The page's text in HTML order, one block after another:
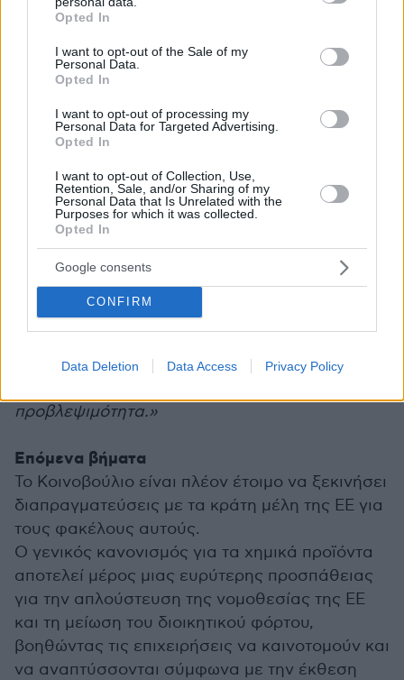
grant or deny consent to Google and its third-party tags to
use your data for below specified purposes in below Google
consent section.
Opted In
I want to opt-out of the Sale of my
Personal Data.
Opted In
I want to opt-out of processing my
Personal Data for Targeted Advertising.
Opted In
I want to opt-out of Collection, Use,
Retention, Sale, and/or Sharing of my
Personal Data that Is Unrelated with the
Purposes for which it was collected.
Opted In
Google consents
CONFIRM
Data Deletion Data Access Privacy Policy
επόμενη επανεξέταση.»
Ο εισηγητής για την αναθεώρηση του
κανονισμού του Ευρωπαϊκού Οργανισμού
Χημικών Προϊόντων, Christophe Clergeau
(Σοσιαλιστές, Γαλλία), πρόσθεσε:
«Η σημερινή
ψηφοφορία σηματοδοτεί ένα αποφασιστικό
βήμα προς μια ισχυρότερη και πιο συνεκτική
ευρωπαϊκή πολιτική για τα χημικά προϊόντα.
Ενισχύοντας τον ΕΟΧΠ, δεν ενεργούμε
αποσπασματικά, αλλά ενδυναμώνουμε έναν
κρίσιμο κρίκο μιας ευρύτερης αλυσίδας για τη
βελτίωση της διαχείρισης των χημικών ουσιών
σε ολόκληρη την Ευρώπη. Πρόκειται για την
πολιτών και του περιβάλλοντος, παρέχοντας
προβλεψιμότητα.»
Επόμενα βήματα
Το Κοινοβούλιο είναι πλέον έτοιμο να ξεκινήσει
διαπραγματεύσεις με τα κράτη μέλη της ΕΕ για
τους φακέλους αυτούς.
Ο γενικός κανονισμός για τα χημικά προϊόντα
αποτελεί μέρος μιας ευρύτερης προσπάθειας
για την απλούστευση της νομοθεσίας της ΕΕ
και τη μείωση του διοικητικού φόρτου,
βοηθώντας τις επιχειρήσεις να καινοτομούν και
να αναπτύσσονται σύμφωνα με την έκθεση